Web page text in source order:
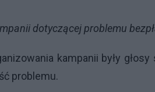
dotyczącej problemu
kampanii były
problemu.